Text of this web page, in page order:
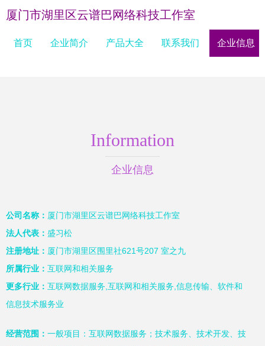
厦门市湖里区云谱巴网络科技工作室
首页 企业简介 产品大全 联系我们 企业信息
Information
企业信息
公司名称： 厦门市湖里区云谱巴网络科技工作室
法人代表： 盛习松
注册地址： 厦门市湖里区围里社621号207 室之九
所属行业： 互联网和相关服务
更多行业： 互联网数据服务,互联网和相关服务,信息传输、软件和
信息技术服务业
经营范围： 一般项目：互联网数据服务；技术服务、技术开发、技